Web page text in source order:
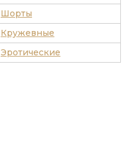
Шорты
Кружевные
Эротические